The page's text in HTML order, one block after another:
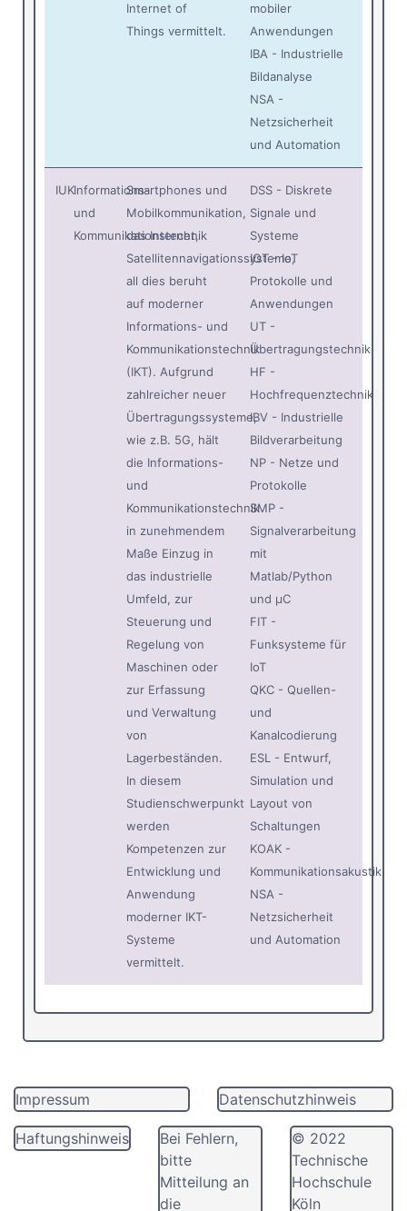
Internet of
Things vermittelt.
mobiler
Anwendungen
IBA - Industrielle
Bildanalyse
NSA -
Netzsicherheit
und Automation
IUKInformations-
und
Kommunikationstechnik
Smartphones und
Mobilkommunikation,
das Internet,
Satellitennavigationssysteme,
all dies beruht
auf moderner
Informations- und
Kommunikationstechnik
(IKT). Aufgrund
zahlreicher neuer
Übertragungssysteme,
wie z.B. 5G, hält
die Informations-
und
Kommunikationstechnik
in zunehmendem
Maße Einzug in
das industrielle
Umfeld, zur
Steuerung und
Regelung von
Maschinen oder
zur Erfassung
und Verwaltung
von
Lagerbeständen.
In diesem
Studienschwerpunkt
werden
Kompetenzen zur
Entwicklung und
Anwendung
moderner IKT-
Systeme
vermittelt.
DSS - Diskrete
Signale und
Systeme
IOT - IoT
Protokolle und
Anwendungen
UT -
Übertragungstechnik
HF -
Hochfrequenztechnik
IBV - Industrielle
Bildverarbeitung
NP - Netze und
Protokolle
SMP -
Signalverarbeitung
mit
Matlab/Python
und µC
FIT -
Funksysteme für
IoT
QKC - Quellen-
und
Kanalcodierung
ESL - Entwurf,
Simulation und
Layout von
Schaltungen
KOAK -
Kommunikationsakustik
NSA -
Netzsicherheit
und Automation
Impressum Datenschutzhinweis
Haftungshinweis
Bei Fehlern,
bitte
Mitteilung an
die
© 2022
Technische
Hochschule
Köln